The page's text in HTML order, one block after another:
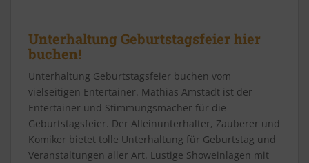
Unterhaltung Geburtstagsfeier hier
buchen!
Unterhaltung Geburtstagsfeier buchen vom
vielseitigen Entertainer. Mathias Amstadt ist der
Entertainer und Stimmungsmacher für die
Geburtstagsfeier. Der Alleinunterhalter, Zauberer und
Komiker bietet tolle Unterhaltung für Geburtstag und
Veranstaltungen aller Art. Lustige Showeinlagen mit